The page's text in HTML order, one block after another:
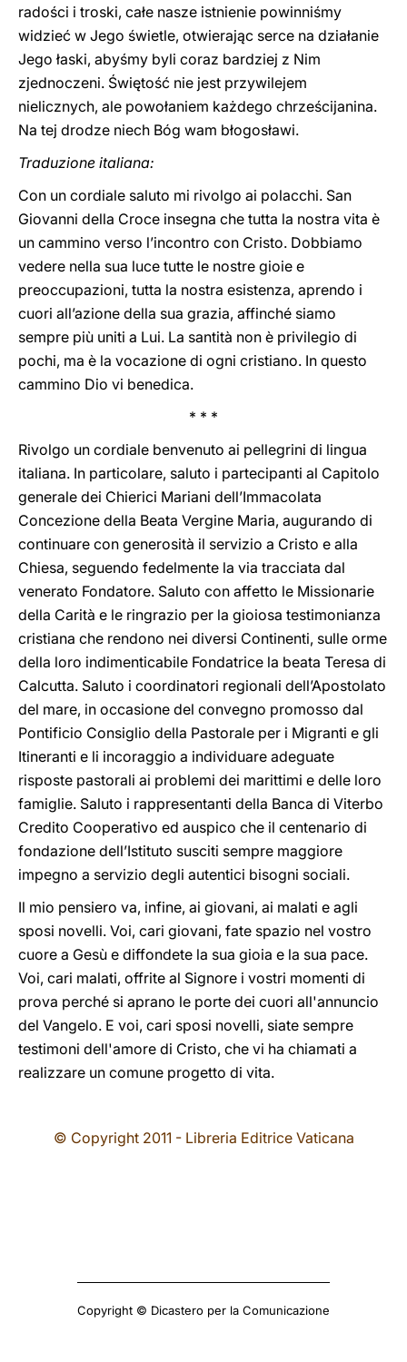
radości i troski, całe nasze istnienie powinniśmy
widzieć w Jego świetle, otwierając serce na działanie
Jego łaski, abyśmy byli coraz bardziej z Nim
zjednoczeni. Świętość nie jest przywilejem
nielicznych, ale powołaniem każdego chrześcijanina.
Na tej drodze niech Bóg wam błogosławi.
Traduzione italiana:
Con un cordiale saluto mi rivolgo ai polacchi. San
Giovanni della Croce insegna che tutta la nostra vita è
un cammino verso l’incontro con Cristo. Dobbiamo
vedere nella sua luce tutte le nostre gioie e
preoccupazioni, tutta la nostra esistenza, aprendo i
cuori all’azione della sua grazia, affinché siamo
sempre più uniti a Lui. La santità non è privilegio di
pochi, ma è la vocazione di ogni cristiano. In questo
cammino Dio vi benedica.
* * *
Rivolgo un cordiale benvenuto ai pellegrini di lingua
italiana. In particolare, saluto i partecipanti al Capitolo
generale dei Chierici Mariani dell’Immacolata
Concezione della Beata Vergine Maria, augurando di
continuare con generosità il servizio a Cristo e alla
Chiesa, seguendo fedelmente la via tracciata dal
venerato Fondatore. Saluto con affetto le Missionarie
della Carità e le ringrazio per la gioiosa testimonianza
cristiana che rendono nei diversi Continenti, sulle orme
della loro indimenticabile Fondatrice la beata Teresa di
Calcutta. Saluto i coordinatori regionali dell’Apostolato
del mare, in occasione del convegno promosso dal
Pontificio Consiglio della Pastorale per i Migranti e gli
Itineranti e li incoraggio a individuare adeguate
risposte pastorali ai problemi dei marittimi e delle loro
famiglie. Saluto i rappresentanti della Banca di Viterbo
Credito Cooperativo ed auspico che il centenario di
fondazione dell’Istituto susciti sempre maggiore
impegno a servizio degli autentici bisogni sociali.
Il mio pensiero va, infine, ai giovani, ai malati e agli
sposi novelli. Voi, cari giovani, fate spazio nel vostro
cuore a Gesù e diffondete la sua gioia e la sua pace.
Voi, cari malati, offrite al Signore i vostri momenti di
prova perché si aprano le porte dei cuori all'annuncio
del Vangelo. E voi, cari sposi novelli, siate sempre
testimoni dell'amore di Cristo, che vi ha chiamati a
realizzare un comune progetto di vita.
© Copyright 2011 - Libreria Editrice Vaticana
Copyright © Dicastero per la Comunicazione